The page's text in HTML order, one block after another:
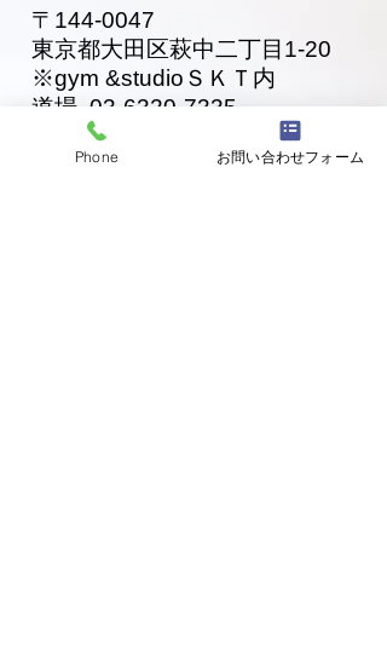
〒144-0047
東京都大田区萩中二丁目1-20
​※gym &studioＳＫＴ内
道場 03-6320-7335
Phone お問い合わせフォーム